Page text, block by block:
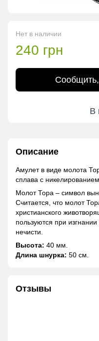
Нет в наличии
240 грн
Сообщить,
В
Описание
Амулет в виде молота
сплава с никелированием.
Молот Тора – символ
Считается, что молот
христианского
пользуются при
нечисти.
Высота: 40 мм.
Длина шнурка: 50 см.
Отзывы